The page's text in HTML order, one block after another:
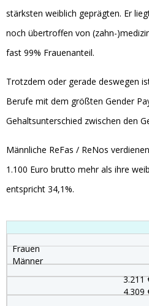
stärksten weiblich geprägten. Er
noch übertroffen von (zahn-
fast 99% Frauenanteil.
Trotzdem oder gerade deswegen
Berufe mit dem größten Gender
Gehaltsunterschied zwischen den
Männliche ReFas / ReNos
1.100 Euro brutto mehr als ihre
entspricht 34,1%.
Frauen
3.211
Männer
4.309